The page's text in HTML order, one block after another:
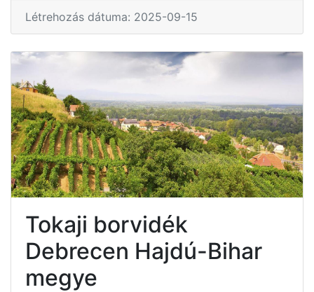
Létrehozás dátuma: 2025-09-15
Tokaji borvidék
Debrecen Hajdú-Bihar
megye